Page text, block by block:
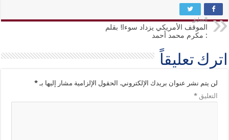
السابق
الموقف الأمريكي يزداد سوءا! بقلم
: مكرم محمد أحمد
اترك تعليقاً
لن يتم نشر عنوان بريدك الإلكتروني. الحقول الإلزامية مشار إليها بـ*
التعليق*